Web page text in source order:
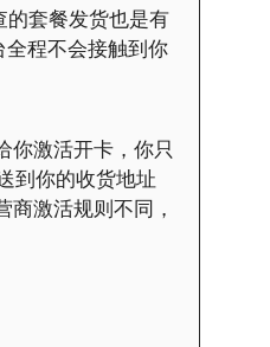
的套餐发货也是有
程不会接触到你
你激活开卡，你只
到你的收货地址
激活规则不同，